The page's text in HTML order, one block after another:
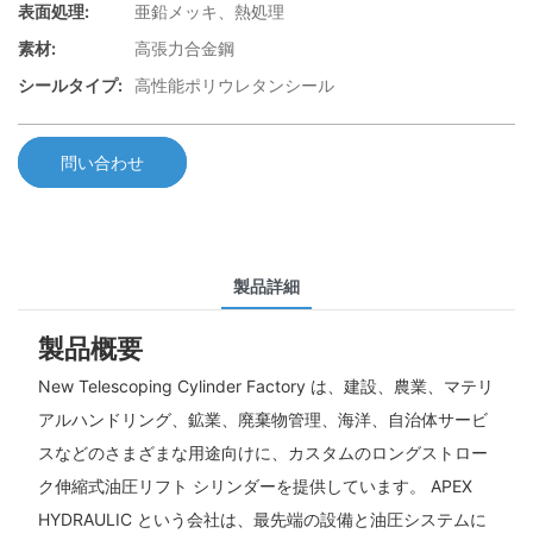
表面処理:
亜鉛メッキ、熱処理
素材:
高張力合金鋼
シールタイプ:
高性能ポリウレタンシール
問い合わせ
製品詳細
製品概要
New Telescoping Cylinder Factory は、建設、農業、マテリ
アルハンドリング、鉱業、廃棄物管理、海洋、自治体サービ
スなどのさまざまな用途向けに、カスタムのロングストロー
ク伸縮式油圧リフト シリンダーを提供しています。 APEX
HYDRAULIC という会社は、最先端の設備と油圧システムに